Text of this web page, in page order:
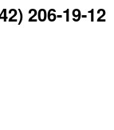
206-19-12